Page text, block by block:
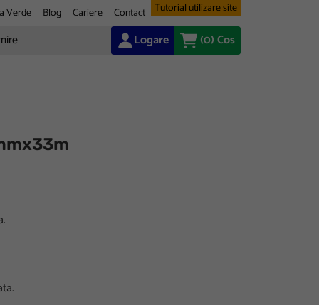
Verde Blog Cariere Contact Tutorial utilizare site
Logare (0)Cos